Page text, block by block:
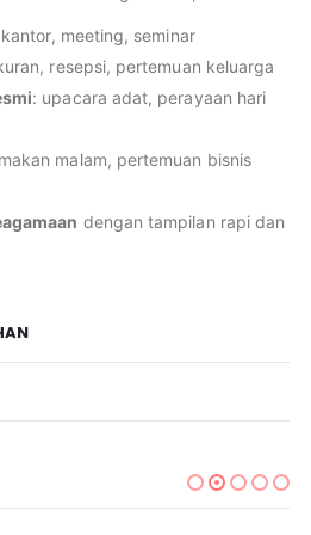
meeting, seminar
resepsi, pertemuan keluarga
: upacara adat, perayaan hari
malam, pertemuan bisnis
dengan tampilan rapi dan